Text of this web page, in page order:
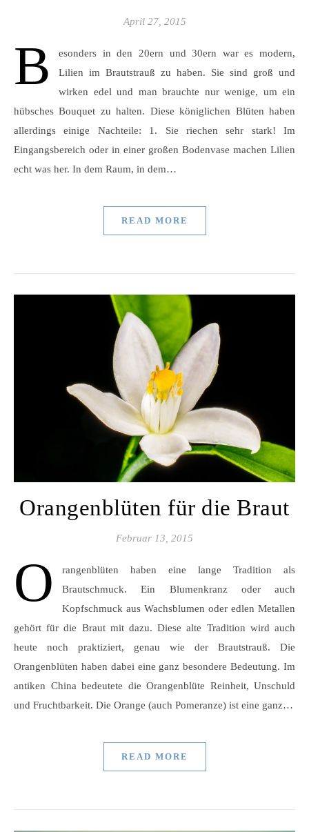
April 27, 2015
B
esonders in den 20ern und 30ern war es modern,
Lilien im Brautstrauß zu haben. Sie sind groß und
wirken edel und man brauchte nur wenige, um ein
hübsches Bouquet zu halten. Diese königlichen Blüten haben
allerdings einige Nachteile: 1. Sie riechen sehr stark! Im
Eingangsbereich oder in einer großen Bodenvase machen Lilien
echt was her. In dem Raum, in dem…
READ MORE
Orangenblüten für die Braut
Februar 13, 2015
O
rangenblüten haben eine lange Tradition als
Brautschmuck. Ein Blumenkranz oder auch
Kopfschmuck aus Wachsblumen oder edlen Metallen
gehört für die Braut mit dazu. Diese alte Tradition wird auch
heute noch praktiziert, genau wie der Brautstrauß. Die
Orangenblüten haben dabei eine ganz besondere Bedeutung. Im
antiken China bedeutete die Orangenblüte Reinheit, Unschuld
und Fruchtbarkeit. Die Orange (auch Pomeranze) ist eine ganz…
READ MORE